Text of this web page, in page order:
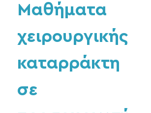
Μαθήματα
χειρουργικής
καταρράκτη
σε